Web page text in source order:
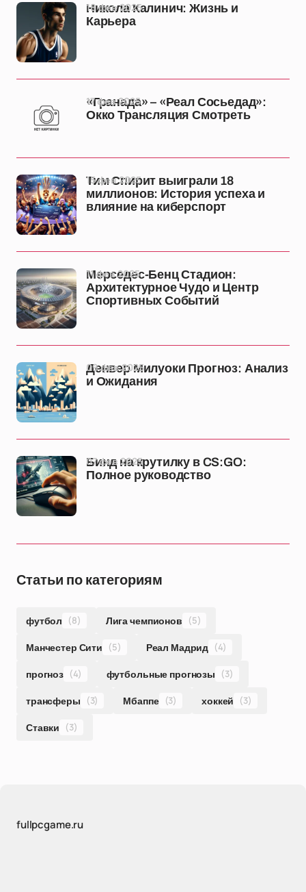
Никола Калинич: Жизнь и
Карьера
18 фев 2025
«Гранада» – «Реал Сосьедад»:
Окко Трансляция Смотреть
17 фев 2025
Тим Спирит выиграли 18
миллионов: История успеха и
влияние на киберспорт
15 фев 2025
Мерседес-Бенц Стадион:
Архитектурное Чудо и Центр
Спортивных Событий
11 фев 2025
Денвер Милуоки Прогноз: Анализ
и Ожидания
09 фев 2025
Бинд на крутилку в CS:GO:
Полное руководство
07 фев 2025
Статьи по категориям
футбол (8) Лига чемпионов (5)
Манчестер Сити (5) Реал Мадрид (4)
прогноз (4) футбольные прогнозы (3)
трансферы (3) Мбаппе (3) хоккей (3)
Ставки (3)
fullpcgame.ru